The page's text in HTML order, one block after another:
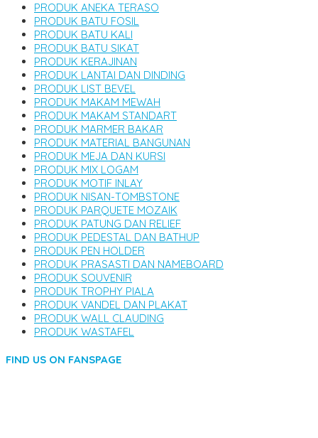
PRODUK ANEKA TERASO
PRODUK BATU FOSIL
PRODUK BATU KALI
PRODUK BATU SIKAT
PRODUK KERAJINAN
PRODUK LANTAI DAN DINDING
PRODUK LIST BEVEL
PRODUK MAKAM MEWAH
PRODUK MAKAM STANDART
PRODUK MARMER BAKAR
PRODUK MATERIAL BANGUNAN
PRODUK MEJA DAN KURSI
PRODUK MIX LOGAM
PRODUK MOTIF INLAY
PRODUK NISAN-TOMBSTONE
PRODUK PARQUETE MOZAIK
PRODUK PATUNG DAN RELIEF
PRODUK PEDESTAL DAN BATHUP
PRODUK PEN HOLDER
PRODUK PRASASTI DAN NAMEBOARD
PRODUK SOUVENIR
PRODUK TROPHY PIALA
PRODUK VANDEL DAN PLAKAT
PRODUK WALL CLAUDING
PRODUK WASTAFEL
FIND US ON FANSPAGE